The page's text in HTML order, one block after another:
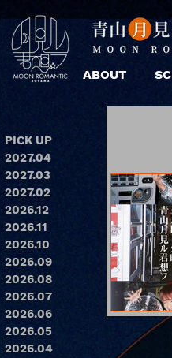
ABOUT
PICK UP
2027.04
2027.03
2027.02
2026.12
2026.11
2026.10
2026.09
2026.08
2026.07
2026.06
2026.05
2026.04